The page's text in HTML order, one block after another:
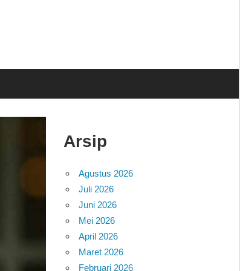
Arsip
Agustus 2026
Juli 2026
Juni 2026
Mei 2026
April 2026
Maret 2026
Februari 2026